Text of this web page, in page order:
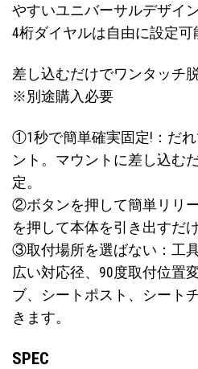
やすいユニバーサルデザイ
4桁ダイヤルは自由に設定可
差し込むだけでワンタッチ
※別途購入必要
①1秒で簡単確実固定!：だ
ント。マウントに差し込む
定。
②ボタンを押して簡単リリ
を押して本体を引き出すだけ
③取付場所を選ばない：工
広い対応径、90度取付位置
ブ、シートポスト、シート
きます。
SPEC